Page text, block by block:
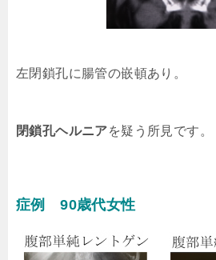
左閉鎖孔に腸管の嵌頓あり。
閉鎖孔ヘルニアを疑う所見です。
症例 90歳代女性